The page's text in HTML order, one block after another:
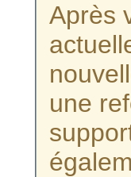
Après
une